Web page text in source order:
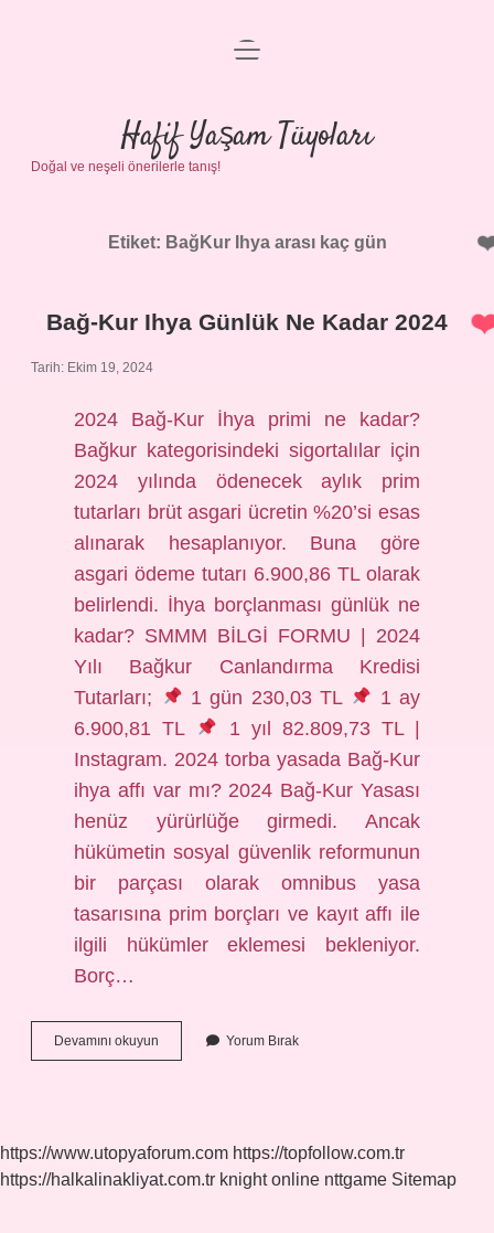
Anasayfa
Gizlilik Politikası
Yasal Uyarı
menüyü
Hafif Yaşam Tüyoları
Doğal ve neşeli önerilerle tanış!
Etiket: BağKur Ihya arası kaç gün
Bağ-Kur Ihya Günlük Ne Kadar 2024
Tarih: Ekim 19, 2024
2024 Bağ-Kur İhya primi ne kadar?
Bağkur kategorisindeki sigortalılar için
2024 yılında ödenecek aylık prim
tutarları brüt asgari ücretin %20’si esas
alınarak hesaplanıyor. Buna göre
asgari ödeme tutarı 6.900,86 TL olarak
belirlendi. İhya borçlanması günlük ne
kadar? SMMM BİLGİ FORMU | 2024
Yılı Bağkur Canlandırma Kredisi
Tutarları;
1 gün 230,03 TL
1 ay
6.900,81 TL
1 yıl 82.809,73 TL |
Instagram. 2024 torba yasada Bağ-Kur
ihya affı var mı? 2024 Bağ-Kur Yasası
henüz yürürlüğe girmedi. Ancak
hükümetin sosyal güvenlik reformunun
bir parçası olarak omnibus yasa
tasarısına prim borçları ve kayıt affı ile
ilgili hükümler eklemesi bekleniyor.
Borç…
Devamını okuyun
Kur
2024
Yorum Bırak
https://www.utopyaforum.com https://topfollow.com.tr
https://halkalinakliyat.com.tr knight online nttgame Sitemap